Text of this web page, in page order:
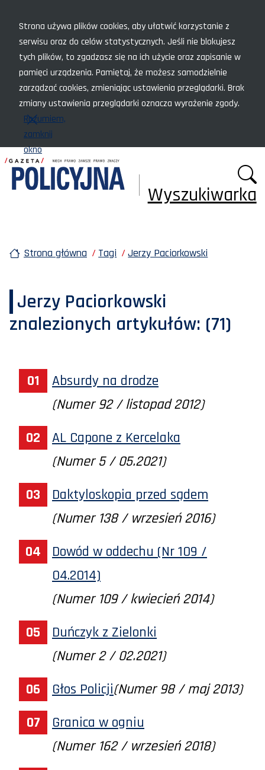
Strona używa plików cookies, aby ułatwić korzystanie z
serwisu oraz do celów statystycznych. Jeśli nie blokujesz
tych plików, to zgadzasz się na ich użycie oraz zapisanie w
pamięci urządzenia. Pamiętaj, że możesz samodzielnie
zarządzać cookies, zmieniając ustawienia przeglądarki. Brak
zmiany ustawienia przeglądarki oznacza wyrażenie zgody.
Rozumiem,
zamknij
okno
Wyszukiwarka
Strona główna Tagi Jerzy Paciorkowski
Jerzy Paciorkowski
znalezionych artykułów: (71)
Absurdy na drodze
(Numer 92 / listopad 2012)
AL Capone z Kercelaka
(Numer 5 / 05.2021)
Daktyloskopia przed sądem
(Numer 138 / wrzesień 2016)
Dowód w oddechu (Nr 109 /
04.2014)
(Numer 109 / kwiecień 2014)
Duńczyk z Zielonki
(Numer 2 / 02.2021)
Głos Policji(Numer 98 / maj 2013)
Granica w ogniu
(Numer 162 / wrzesień 2018)